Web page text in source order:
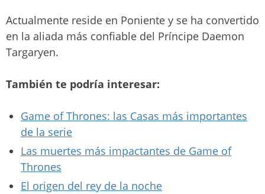
Actualmente reside en Poniente y se ha convertido
en la aliada más confiable del Príncipe Daemon
Targaryen.
También te podría interesar:
Game of Thrones: las Casas más importantes
de la serie
Las muertes más impactantes de Game of
Thrones
El origen del rey de la noche